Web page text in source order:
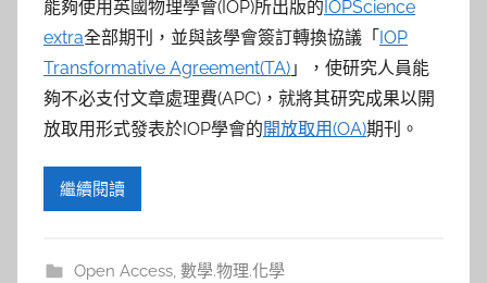
能夠使用英國物理學會(IOP)所出版的 IOPScience
extra全部期刊，並與該學會簽訂轉換協議「 IOP
Transformative Agreement(TA) 」，使研究人員能
夠不必支付文章處理費(APC)，就將其研究成果以開
放取用形式發表於IOP學會的開放取用(OA)期刊。
繼續閱讀
Open Access, 數學.物理.化學